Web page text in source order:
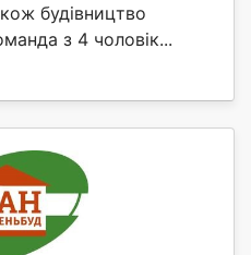
будівництво
з 4 чоловік...